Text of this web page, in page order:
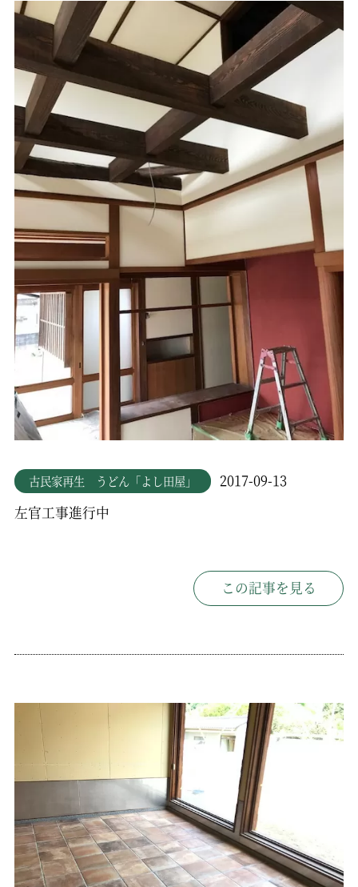
古民家再生 うどん「よし田屋」
2017-09-13
左官工事進行中
この記事を見る